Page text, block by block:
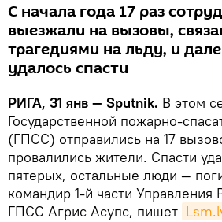
С начала года 17 раз
выезжали на вызовы,
трагедиями на льду, и
удалось спасти
РИГА, 31 янв — Sputnik. В этом
Государственной пожарно-
(ГПСС) отправились на 17
провалились жители. Спасти
пятерых, остальные люди —
командир 1-й части Управления
ГПСС Агрис Асупс, пишет